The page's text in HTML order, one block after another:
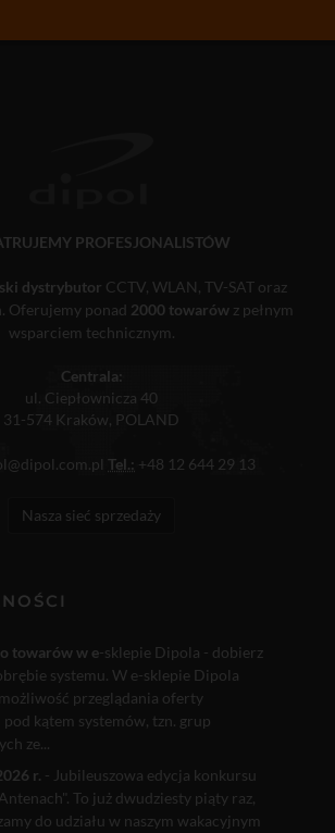
PROFESJONALISTÓW
dystrybutor CCTV, WLAN, TV-SAT oraz
Oferujemy ponad 2000 towarówz pełnym
wsparciem technicznym.
Centrala:
ul. Ciepłownicza 40
31-574 Kraków, POLAND
Tel.: +48 12 644 29 13
Nasza sieć sprzedaży
towarów w e-sklepie Dipola - dobierz
systemu. W e-sklepie Dipola
przeglądania oferty
kątem systemów, tzn. grup
ze...
r. - Jubileuszowa edycja konkursu
To już dwudziesty piąty raz,
do udziału w naszym wakacyjnym